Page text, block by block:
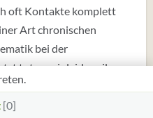
oft Kontakte komplett
Art chronischen
bei der
tut es mir leid, weil
waren.
auch natürlich. Aber
0